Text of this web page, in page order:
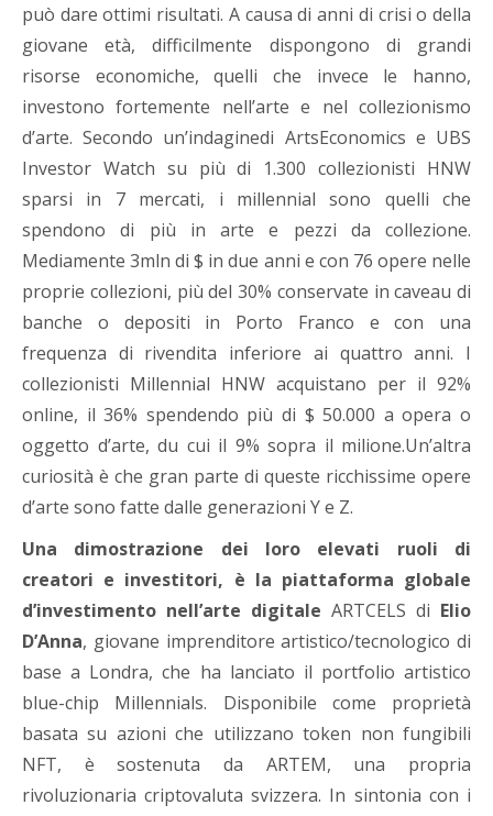
può dare ottimi risultati. A causa di anni di crisi o della
giovane età, difficilmente dispongono di grandi
risorse economiche, quelli che invece le hanno,
investono fortemente nell’arte e nel collezionismo
d’arte. Secondo un’indaginedi ArtsEconomics e UBS
Investor Watch su più di 1.300 collezionisti HNW
sparsi in 7 mercati, i millennial sono quelli che
spendono di più in arte e pezzi da collezione.
Mediamente 3mln di $ in due anni e con 76 opere nelle
proprie collezioni, più del 30% conservate in caveau di
banche o depositi in Porto Franco e con una
frequenza di rivendita inferiore ai quattro anni. I
collezionisti Millennial HNW acquistano per il 92%
online, il 36% spendendo più di $ 50.000 a opera o
oggetto d’arte, du cui il 9% sopra il milione.Un’altra
curiosità è che gran parte di queste ricchissime opere
d’arte sono fatte dalle generazioni Y e Z.
Una dimostrazione dei loro elevati ruoli di
creatori e investitori, è la piattaforma globale
d’investimento nell’arte digitale ARTCELS di Elio
D’Anna, giovane imprenditore artistico/tecnologico di
base a Londra, che ha lanciato il portfolio artistico
blue-chip Millennials. Disponibile come proprietà
basata su azioni che utilizzano token non fungibili
NFT, è sostenuta da ARTEM, una propria
rivoluzionaria criptovaluta svizzera. In sintonia con i